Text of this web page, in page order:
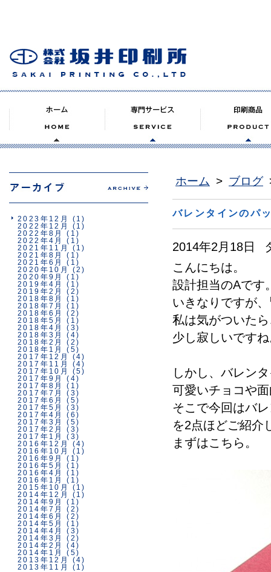
2023年12月
(1)
2022年12月
(1)
2022年8月
(1)
2022年4月
(1)
2021年11月
(1)
2021年8月
(1)
2021年6月
(1)
2020年10月
(2)
2020年9月
(1)
2019年4月
(1)
2019年2月
(2)
2018年8月
(1)
2018年7月
(1)
2018年6月
(2)
2018年5月
(1)
2018年4月
(3)
2018年3月
(4)
2018年2月
(2)
2018年1月
(5)
2017年12月
(4)
2017年11月
(4)
2017年10月
(5)
2017年9月
(4)
2017年8月
(1)
2017年7月
(3)
2017年6月
(5)
2017年5月
(3)
2017年4月
(6)
2017年3月
(5)
2017年2月
(3)
2017年1月
(3)
2016年12月
(4)
2016年10月
(1)
2016年9月
(1)
2016年5月
(1)
2016年4月
(1)
2016年1月
(1)
2015年10月
(1)
2014年12月
(1)
2014年9月
(1)
2014年7月
(2)
2014年6月
(2)
2014年5月
(1)
2014年4月
(3)
2014年3月
(2)
2014年2月
(4)
2014年1月
(5)
2013年12月
(4)
2013年11月
(1)
ホーム > ブログ
バレンタインのパ
2014年2月18日
こんにちは。
設計担当のAです
いきなりですが
私は気がついた
少し寂しいです
しかし、バレン
可愛いチョコや
そこで今回はバ
を2点ほどご紹介
まずはこちら。